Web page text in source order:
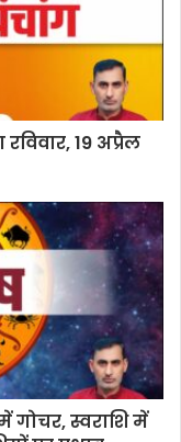
19 अप्रैल
गोचर, स्वराशि में